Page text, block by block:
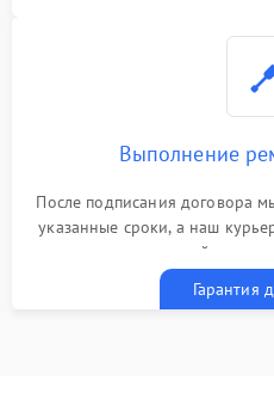
Выполнение
После подписания договора
указанные сроки, а наш
гарантийным
Гарантия